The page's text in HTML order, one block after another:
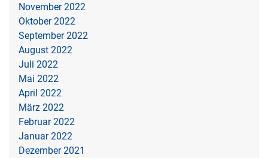
November 2022
Oktober 2022
September 2022
August 2022
Juli 2022
Mai 2022
April 2022
März 2022
Februar 2022
Januar 2022
Dezember 2021